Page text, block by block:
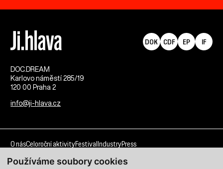
Používáme soubory cookies
DOC.DREAM​
Karlovo náměstí 285/19
120 00 Praha 2
info@ji-hlava.cz
DOK CDF EP IF
O násCeloroční aktivityFestival IndustryPress